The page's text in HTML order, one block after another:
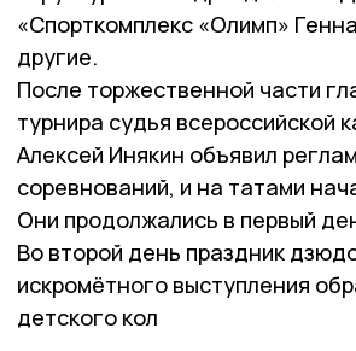
«Спорткомплекс «Олимп»
другие.
После торжественной части
турнира судья всероссийской
Алексей Инякин объявил
соревнований, и на татами
Они продолжались в первый
Во второй день праздник
искромётного выступления
детского кол